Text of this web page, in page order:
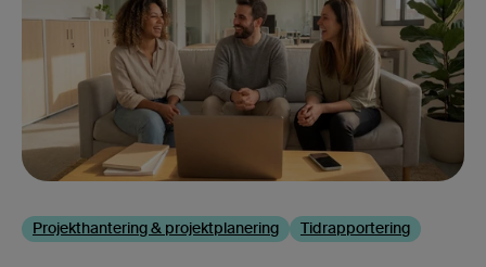
Projekthantering & projektplanering Tidrapportering